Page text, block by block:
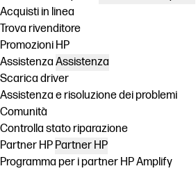
Acquisti in linea
Trova rivenditore
Promozioni HP
Assistenza Assistenza
Scarica driver
Assistenza e risoluzione dei problemi
Comunità
Controlla stato riparazione
Partner HP Partner HP
Programma per i partner HP Amplify